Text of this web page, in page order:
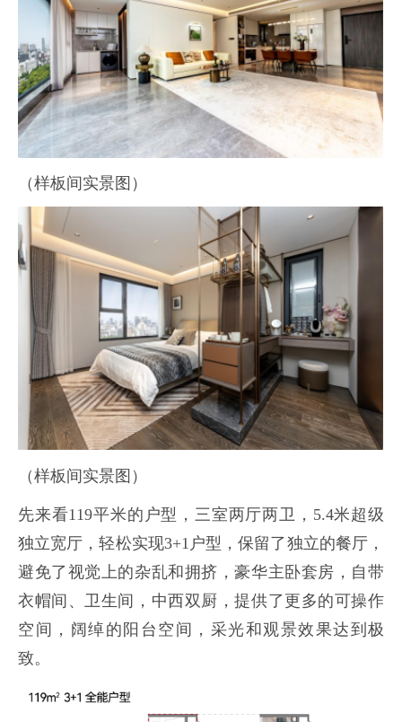
（样板间实景图）
（样板间实景图）
先来看119平米的户型，三室两厅两卫，5.4米超级
独立宽厅，轻松实现3+1户型，保留了独立的餐厅，
避免了视觉上的杂乱和拥挤，豪华主卧套房，自带
衣帽间、卫生间，中西双厨，提供了更多的可操作
空间，阔绰的阳台空间，采光和观景效果达到极
致。